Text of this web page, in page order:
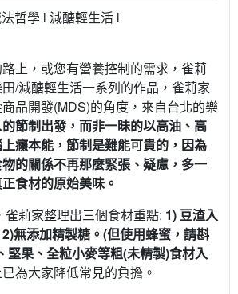
哲學 l 減醣輕生活 l
上，或您有營養控制的需求，雀莉
/減醣輕生活一系列的作品，雀莉家
品開發(MDS)的角度，來自台北的樂
節制出發，而非一昧的以高油、高
癮本能，節制是難能可貴的，因為
的關係不再那麼緊張、疑慮，多一
食材的原始美味。
莉家整理出三個食材重點: 1) 豆渣入
無添加精製糖。(但使用蜂蜜，請斟
堅果、全粒小麥等粗(未精製)食材入
為大家降低常見的負擔。